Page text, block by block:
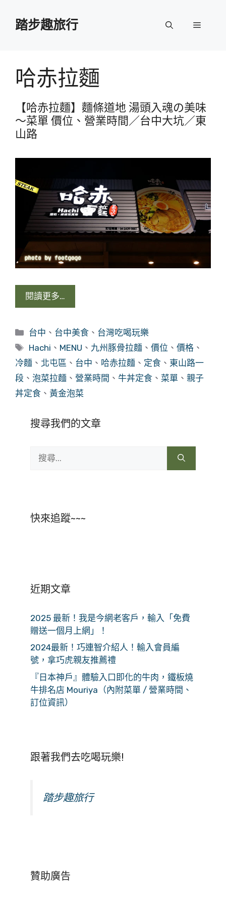
踏步趣旅行 選
哈赤拉麵
【哈赤拉麵】麵條道地 湯頭入魂の美味
～菜單 價位、營業時間／台中大坑／東
山路
閱讀更多…
分
類
台中 、 台中美食 、 台灣吃喝玩樂
標
籤
Hachi 、 MENU 、 九州豚骨拉麵 、價位 、價格 、
冷麵 、 北屯區 、 台中 、 哈赤拉麵 、 定食 、 東山路一
段 、 泡菜拉麵 、 營業時間 、 牛丼定食 、 菜單 、 親子
丼定食 、 黃金泡菜
搜尋我們的文章
尋:
快來追蹤~~~
近期文章
2025 最新！我是今網老客戶，輸入「免費
贈送一個月上網」！
2024最新！巧連智介紹人！輸入會員編
號，拿巧虎親友推薦禮
『日本神戶』體驗入口即化的牛肉，鐵板燒
牛排名店 Mouriya（內附菜單 / 營業時間、
訂位資訊）
跟著我們去吃喝玩樂!
踏步趣旅行
贊助廣告